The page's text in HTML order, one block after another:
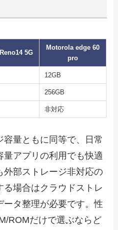
5G
Motorola edge 60
pro
12GB
256GB
非対応
容量ともに同等で、日常
アプリの利用でも快適
外部ストレージ非対応の
場合はクラウドストレ
ータ整理が必要です。性
ROMだけで選ぶならど